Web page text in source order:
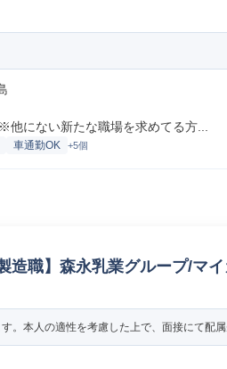
にない新たな職場を求めてる方...
車通勤OK +5個
造職】森永乳業グループ/マ
食品/飲料/たばこ)
。本人の適性を考慮した上で、面接にて配